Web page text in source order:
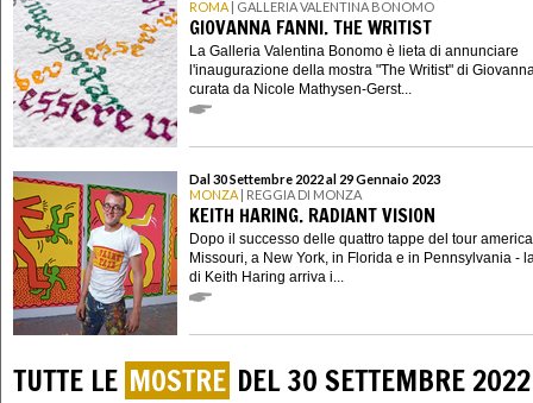
ROMA | GALLERIA VALENTINA BONOMO
GIOVANNA FANNI. THE WRITIST
La Galleria Valentina Bonomo è lieta di annunciare
l'inaugurazione della mostra "The Writist" di
curata da Nicole Mathysen-Gerst...
Dal 30 Settembre 2022 al 29 Gennaio 2023
MONZA | REGGIA DI MONZA
KEITH HARING. RADIANT VISION
Dopo il successo delle quattro tappe del tour
Missouri, a New York, in Florida e in Pennsylvania -
di Keith Haring arriva i...
TUTTE LE MOSTRE DEL 30 SETTEMBRE 2022